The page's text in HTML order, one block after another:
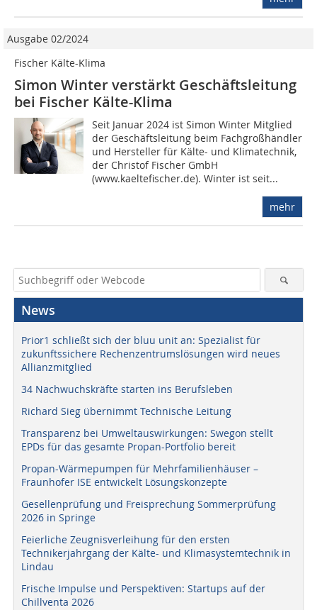
Ausgabe 02/2024
Fischer Kälte-Klima
Simon Winter verstärkt Geschäftsleitung
bei Fischer Kälte-Klima
Seit Januar 2024 ist Simon Winter Mitglied
der Geschäftsleitung beim Fachgroßhändler
und Hersteller für Kälte- und Klimatechnik,
der Christof Fischer GmbH
(www.kaeltefischer.de). Winter ist seit...
mehr
News
Prior1 schließt sich der bluu unit an: Spezialist für
zukunftssichere Rechenzentrumslösungen wird neues
Allianzmitglied
34 Nachwuchskräfte starten ins Berufsleben
Richard Sieg übernimmt Technische Leitung
Transparenz bei Umweltauswirkungen: Swegon stellt
EPDs für das gesamte Propan-Portfolio bereit
Propan-Wärmepumpen für Mehrfamilienhäuser –
Fraunhofer ISE entwickelt Lösungskonzepte
Gesellenprüfung und Freisprechung Sommerprüfung
2026 in Springe
Feierliche Zeugnisverleihung für den ersten
Technikerjahrgang der Kälte- und Klimasystemtechnik in
Lindau
Frische Impulse und Perspektiven: Startups auf der
Chillventa 2026